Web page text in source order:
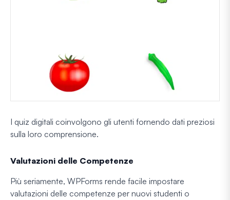
I quiz digitali coinvolgono gli utenti fornendo dati preziosi
sulla loro comprensione.
Valutazioni delle Competenze
Più seriamente, WPForms rende facile impostare
valutazioni delle competenze per nuovi studenti o